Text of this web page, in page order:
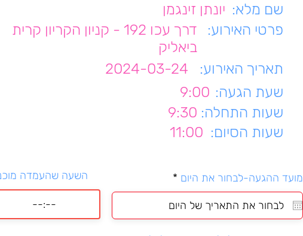
שם מלא: יונתן זינגמן
דרך עכו 192 - קניון הקריון קרית
ביאליק
פרטי האירוע:
2024-03-24
תאריך האירוע:
9:00 שעת הגעה:
9:30 שעות התחלה:
11:00 שעות הסיום:
השעה שהעמדה מועד ההגעה-לבחור את היום *
u
i